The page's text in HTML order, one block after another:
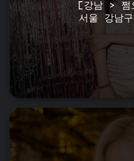
[강남 > 쩜
서울 강남